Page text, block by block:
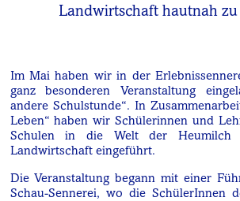
Landwirtschaft hautnah
Im Mai haben wir in der
ganz besonderen Veranstaltung
andere Schulstunde“. In
Leben“ haben wir Schülerinnen und
Schulen in die Welt der Heumilch
Landwirtschaft eingeführt.
Die Veranstaltung begann mit einer
Schau-Sennerei, wo die SchülerInnen